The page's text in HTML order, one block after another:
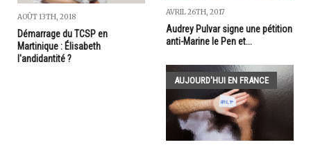
AOÛT 13TH, 2018
Démarrage du TCSP en
Martinique : Élisabeth
l'andidantité ?
AVRIL 26TH, 2017
Audrey Pulvar signe une pétition
anti-Marine le Pen et...
AUJOURD'HUI EN FRANCE